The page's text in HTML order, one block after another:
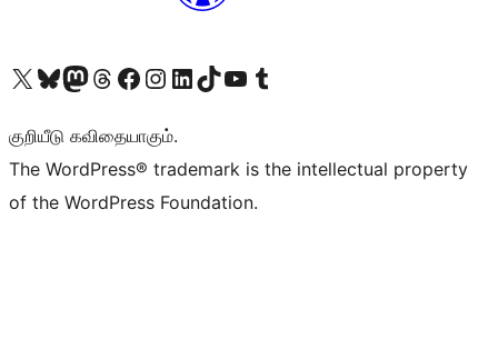
Visit our X (formerly Twitter) account
Visit our Bluesky account
Visit our Mastodon account
Visit our Threads account
Visit our Facebook page
Visit our Instagram account
Visit our LinkedIn account
Visit our TikTok account
Visit our YouTube channel
Visit our Tumblr account
குறியீடு கவிதையாகும்.
The WordPress® trademark is the intellectual property
of the WordPress Foundation.